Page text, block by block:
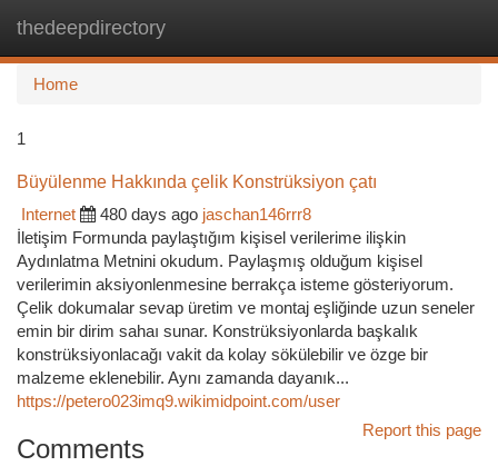
thedeepdirectory
Home
1
Büyülenme Hakkında çelik Konstrüksiyon çatı
Internet
480 days ago jaschan146rrr8
İletişim Formunda paylaştığım kişisel verilerime ilişkin
Aydınlatma Metnini okudum. Paylaşmış olduğum kişisel
verilerimin aksiyonlenmesine berrakça isteme gösteriyorum.
Çelik dokumalar sevap üretim ve montaj eşliğinde uzun seneler
emin bir dirim sahaı sunar. Konstrüksiyonlarda başkalık
konstrüksiyonlacağı vakit da kolay sökülebilir ve özge bir
malzeme eklenebilir. Aynı zamanda dayanık...
https://petero023imq9.wikimidpoint.com/user
Report this page
Comments